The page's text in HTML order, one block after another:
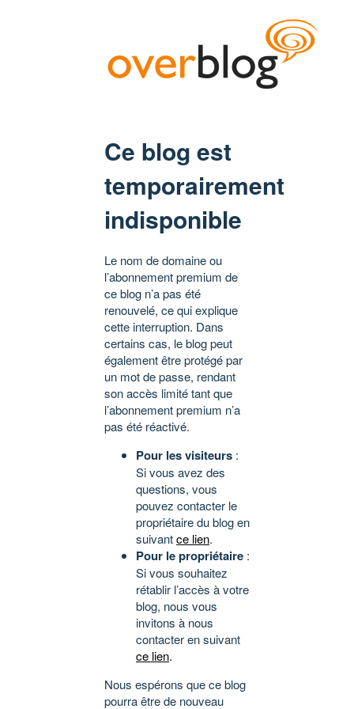
Ce blog est
temporairement
indisponible
Le nom de domaine ou
l’abonnement premium de
ce blog n’a pas été
renouvelé, ce qui explique
cette interruption. Dans
certains cas, le blog peut
également être protégé par
un mot de passe, rendant
son accès limité tant que
l’abonnement premium n’a
pas été réactivé.
Pour les visiteurs :
Si vous avez des
questions, vous
pouvez contacter le
propriétaire du blog en
suivantce lien.
Pour le propriétaire :
Si vous souhaitez
rétablir l’accès à votre
blog, nous vous
invitons à nous
contacter en suivant
ce lien.
Nous espérons que ce blog
pourra être de nouveau